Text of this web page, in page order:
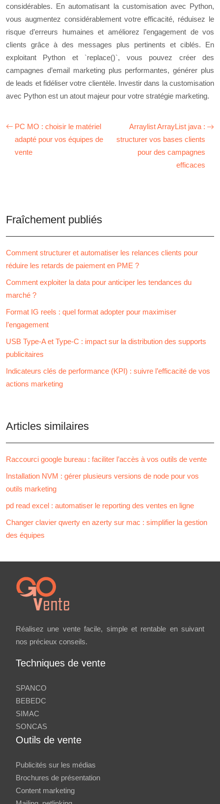
considérables. En automatisant la customisation avec Python,
vous augmentez considérablement votre efficacité, réduisez le
risque d’erreurs humaines et améliorez l’engagement de vos
clients grâce à des messages plus pertinents et ciblés. En
exploitant Python et `replace()`, vous pouvez créer des
campagnes d’email marketing plus performantes, générer plus
de leads et fidéliser votre clientèle. Investir dans la customisation
avec Python est un atout majeur pour votre stratégie marketing.
PC MO : choisir le matériel
adapté pour vos équipes de
vente
Arraylist ArrayList java :
structurer vos bases clients
pour des campagnes
efficaces
Fraîchement publiés
Comment structurer et automatiser les relances clients pour
réduire les retards de paiement en PME ?
Comment exploiter la data pour anticiper les tendances du
marché ?
Format IG reels : quel format adopter pour maximiser
l’engagement
USB Type-A et Type-C : impact sur la distribution des supports
publicitaires
Indicateurs clés de performance (KPI) : suivre l’efficacité de vos
actions marketing
Articles similaires
Raccourci google bureau : faciliter l’accès à vos outils de vente
Installation NVM : gérer plusieurs versions de node pour vos
outils marketing
pd read excel : automatiser le reporting des ventes en ligne
Changer clavier qwerty en azerty sur mac : simplifier la gestion
des équipes
Réalisez une vente facile, simple et rentable en suivant
nos précieux conseils.
Techniques de vente
SPANCO
BEBEDC
SIMAC
SONCAS
Outils de vente
Publicités sur les médias
Brochures de présentation
Content marketing